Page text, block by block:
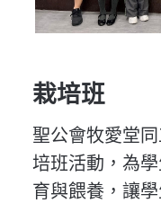
栽培班
聖公會牧愛堂
培班活動，為
育與餵養，讓